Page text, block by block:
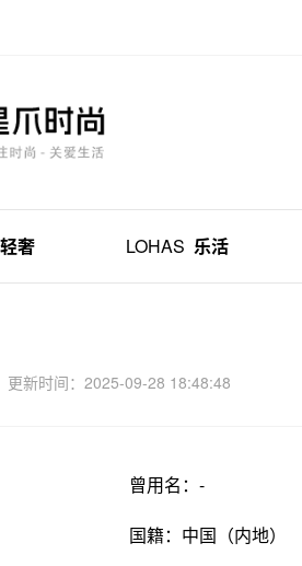
轻奢 LOHAS 乐活
更新时间：2025-09-28 18:48:48
曾用名：-
国籍：中国（内地）